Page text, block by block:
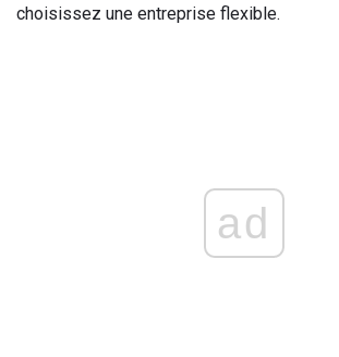
choisissez une entreprise flexible.
ad